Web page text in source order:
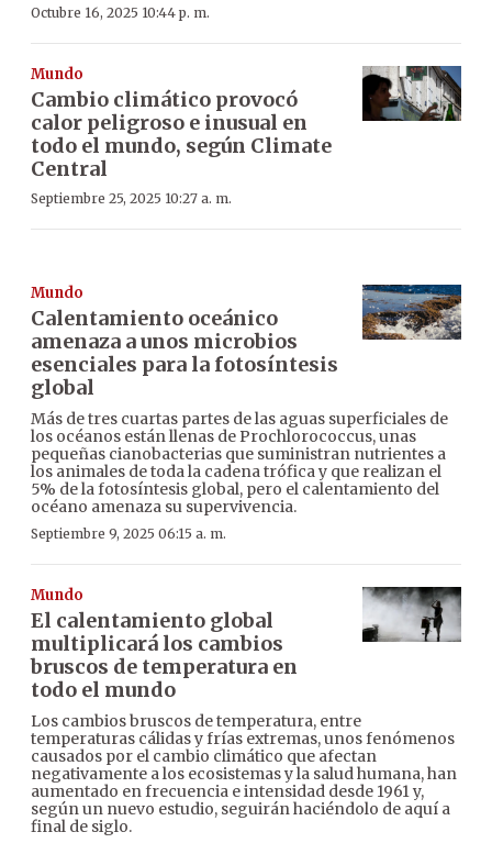
Octubre 16, 2025 10:44 p. m.
Mundo
Cambio climático provocó
calor peligroso e inusual en
todo el mundo, según Climate
Central
Septiembre 25, 2025 10:27 a. m.
Mundo
Calentamiento oceánico
amenaza a unos microbios
esenciales para la fotosíntesis
global
Más de tres cuartas partes de las aguas superficiales de
los océanos están llenas de Prochlorococcus, unas
pequeñas cianobacterias que suministran nutrientes a
los animales de toda la cadena trófica y que realizan el
5% de la fotosíntesis global, pero el calentamiento del
océano amenaza su supervivencia.
Septiembre 9, 2025 06:15 a. m.
Mundo
El calentamiento global
multiplicará los cambios
bruscos de temperatura en
todo el mundo
Los cambios bruscos de temperatura, entre
temperaturas cálidas y frías extremas, unos fenómenos
causados por el cambio climático que afectan
negativamente a los ecosistemas y la salud humana, han
aumentado en frecuencia e intensidad desde 1961 y,
según un nuevo estudio, seguirán haciéndolo de aquí a
final de siglo.